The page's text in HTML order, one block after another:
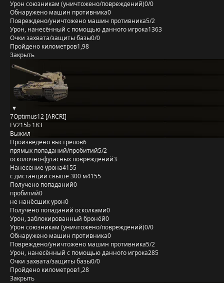
Урон союзникам (уничтожено/повреждений)0/0
Обнаружено машин противника0
Повреждено/уничтожено машин противника5/2
Урон, нанесённый с помощью данного игрока1363
Очки захвата/защиты базы0/0
Пройдено километров1,98
Закрыть
7Optimus12 [ARCRI]
FV215b 183
Выжил
Произведено выстрелов6
прямых попаданий/пробитий5/2
осколочно-фугасных повреждений3
Нанесение урона4155
с дистанции свыше 300 м4155
Получено попаданий0
пробитий0
не нанёсших урон0
Получено попаданий осколками0
Урон, заблокированный бронёй0
Урон союзникам (уничтожено/повреждений)0/0
Обнаружено машин противника0
Повреждено/уничтожено машин противника5/2
Урон, нанесённый с помощью данного игрока285
Очки захвата/защиты базы0/0
Пройдено километров1,28
Закрыть